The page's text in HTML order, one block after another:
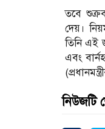
তবে
দেয়।
তিনি এই
এবং
নিউজটি